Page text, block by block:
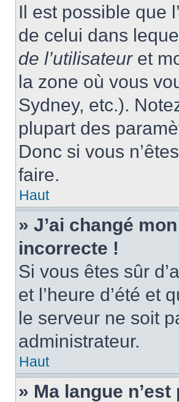
Il est possible que
de celui dans
de l’utilisateuret
la zone où vous
Sydney, etc.).
plupart des
Donc si vous
faire.
Haut
» J’ai changé
incorrecte !
Si vous êtes sûr
et l’heure d’été et
le serveur ne soit
administrateur.
Haut
» Ma langue